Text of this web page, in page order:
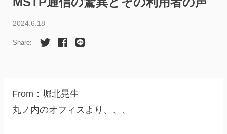
2024.6.18
Share:
From：堀北晃生
丸ノ内のオフィスより、、、